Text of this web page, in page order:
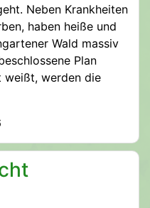
Neben Krankheiten
haben heiße und
Wald massiv
Plan
weißt, werden die